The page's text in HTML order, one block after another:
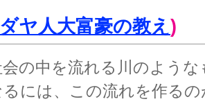
ヤ人大富豪の教え )
の中を流れる川のような
には、この流れを作る